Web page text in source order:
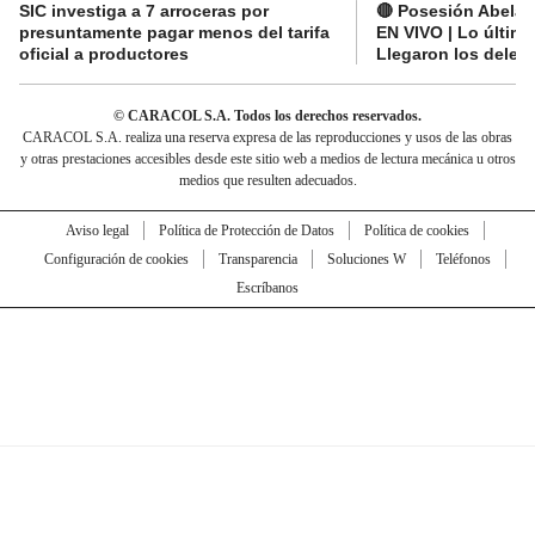
SIC investiga a 7 arroceras por
presuntamente pagar menos del tarifa
oficial a productores
🔴 Posesión
EN VIVO | Lo
Llegaron los
© CARACOL S.A. Todos los derechos reservados.
CARACOL S.A. realiza una reserva expresa de las reproducciones y usos de las obras
y otras prestaciones accesibles desde este sitio web a medios de lectura mecánica u otros
medios que resulten adecuados.
Aviso legal Política de Protección de Datos
Política de cookies
Configuración de cookies
Transparencia Soluciones W
Teléfonos
Escríbanos